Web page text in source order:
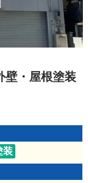
壁・屋根塗装
装